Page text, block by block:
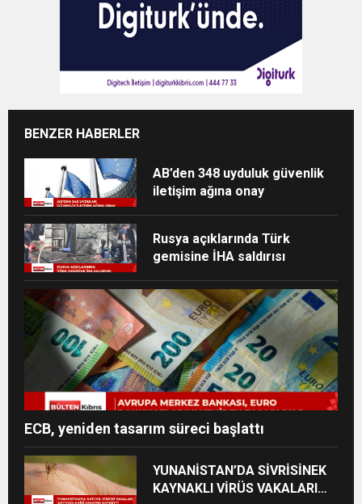
BENZER HABERLER
AB’den 348 uyduluk güvenlik
iletişim ağına onay
Rusya açıklarında Türk
gemisine İHA saldırısı
ECB, yeniden tasarım süreci başlattı
YUNANİSTAN’DA SİVRİSİNEK
KAYNAKLI VİRÜS VAKALARI